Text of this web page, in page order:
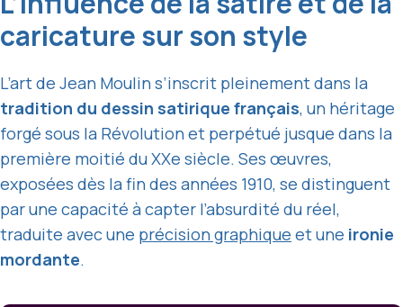
caricature sur son style
L’art de Jean Moulin s’inscrit pleinement dans la
tradition du dessin satirique français, un héritage
forgé sous la Révolution et perpétué jusque dans la
première moitié du XXe siècle. Ses œuvres,
exposées dès la fin des années 1910, se distinguent
par une capacité à capter l’absurdité du réel,
traduite avec une précision graphique et une ironie
mordante.